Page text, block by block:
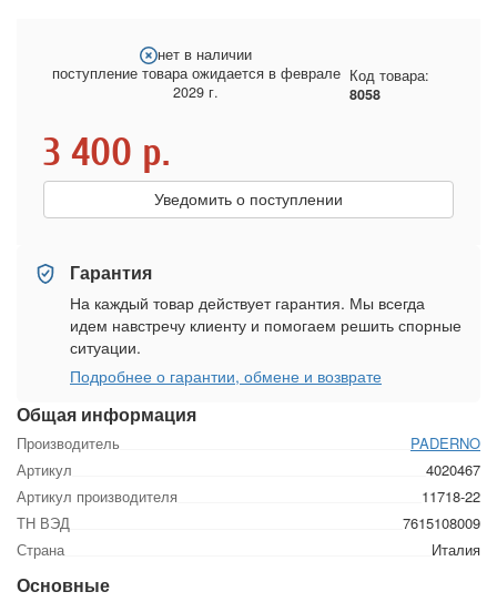
Общая информация
Производитель
PADERNO
Артикул
4020467
Артикул производителя
11718-22
ТН ВЭД
7615108009
Страна
Италия
Основные
нет в наличии
поступление товара ожидается в феврале
2029 г.
Код товара:
8058
3 400 р.
Уведомить о поступлении
Гарантия
На каждый товар действует гарантия. Мы всегда
идем навстречу клиенту и помогаем решить спорные
ситуации.
Подробнее о гарантии, обмене и возврате